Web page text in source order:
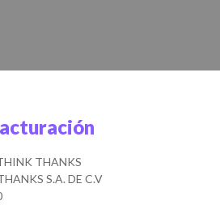
THANKS
S.A. DE C.V